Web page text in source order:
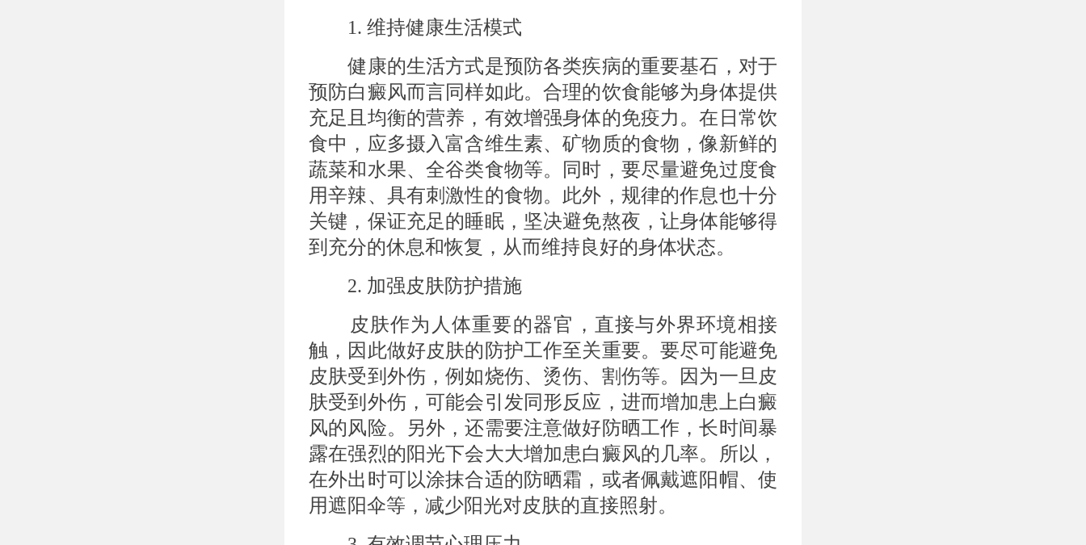
1. 维持健康生活模式
健康的生活方式是预防各类疾病的重要基石，对于
预防白癜风而言同样如此。合理的饮食能够为身体提供
充足且均衡的营养，有效增强身体的免疫力。在日常饮
食中，应多摄入富含维生素、矿物质的食物，像新鲜的
蔬菜和水果、全谷类食物等。同时，要尽量避免过度食
用辛辣、具有刺激性的食物。此外，规律的作息也十分
关键，保证充足的睡眠，坚决避免熬夜，让身体能够得
到充分的休息和恢复，从而维持良好的身体状态。
2. 加强皮肤防护措施
皮肤作为人体重要的器官，直接与外界环境相接
触，因此做好皮肤的防护工作至关重要。要尽可能避免
皮肤受到外伤，例如烧伤、烫伤、割伤等。因为一旦皮
肤受到外伤，可能会引发同形反应，进而增加患上白癜
风的风险。另外，还需要注意做好防晒工作，长时间暴
露在强烈的阳光下会大大增加患白癜风的几率。所以，
在外出时可以涂抹合适的防晒霜，或者佩戴遮阳帽、使
用遮阳伞等，减少阳光对皮肤的直接照射。